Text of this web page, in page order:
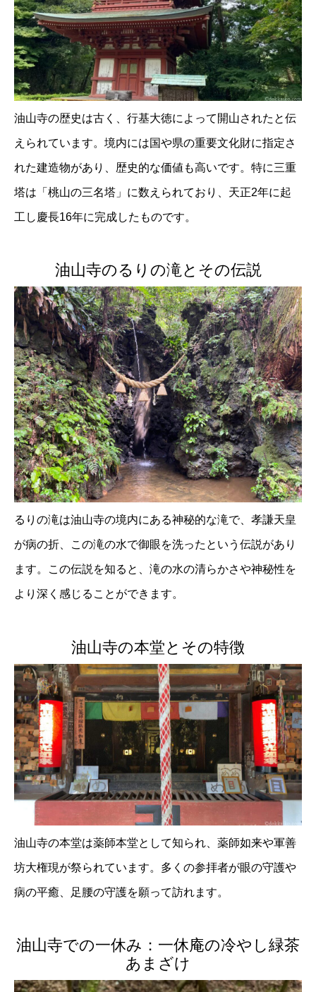
油山寺の歴史は古く、行基大徳によって開山されたと伝
えられています。境内には国や県の重要文化財に指定さ
れた建造物があり、歴史的な価値も高いです。特に三重
塔は「桃山の三名塔」に数えられており、天正2年に起
工し慶長16年に完成したものです。
油山寺のるりの滝とその伝説
るりの滝は油山寺の境内にある神秘的な滝で、孝謙天皇
が病の折、この滝の水で御眼を洗ったという伝説があり
ます。この伝説を知ると、滝の水の清らかさや神秘性を
より深く感じることができます。
油山寺の本堂とその特徴
油山寺の本堂は薬師本堂として知られ、薬師如来や軍善
坊大権現が祭られています。多くの参拝者が眼の守護や
病の平癒、足腰の守護を願って訪れます。
油山寺での一休み：一休庵の冷やし緑茶
あまざけ